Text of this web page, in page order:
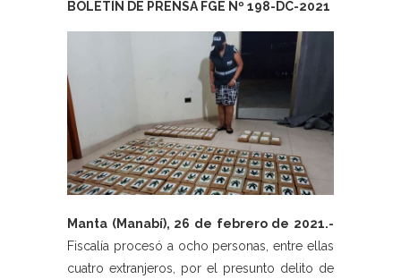
BOLETÍN DE PRENSA FGE Nº 198-DC-2021
Manta (Manabí), 26 de febrero de 2021.-
Fiscalía procesó a ocho personas, entre ellas
cuatro extranjeros, por el presunto delito de